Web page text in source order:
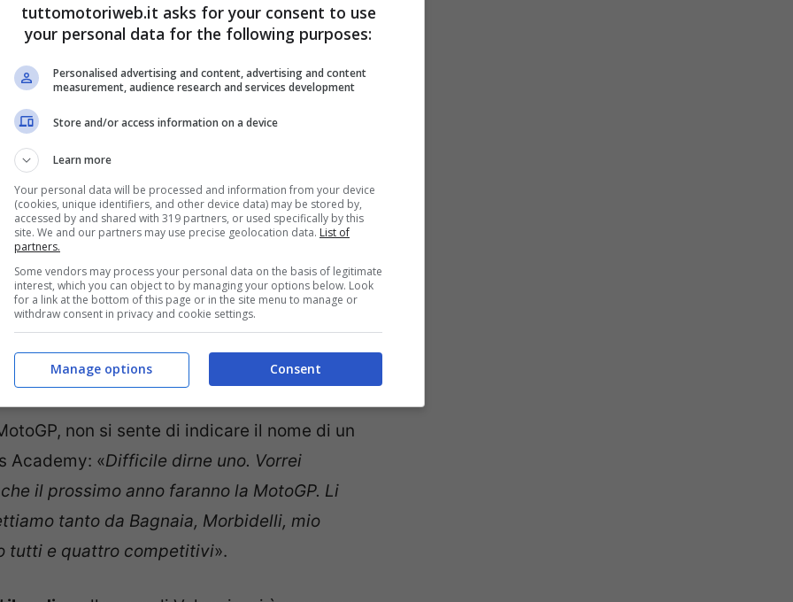
espresso sulla sua performance di oggi sul
questa è sempre una pista dura. Al
lo aspettavamo, ho fatto pochi giri. Nel
prima parte di pista era rimasta un po’
le slick lì. Siamo stati in difficoltà anche
ci sia il sole, così da avere maggiore grip.
È una questione di tecnica, di come è
qui…».
non si sente di indicare il nome di un
Academy: «Difficile dirne uno. Vorrei
il prossimo anno faranno la MotoGP. Li
tanto da Bagnaia, Morbidelli, mio
tutti e quattro competitivi».
tuttomotoriweb.it asks for your consent to use
your personal data for the following purposes:
Personalised advertising and content, advertising and content
measurement, audience research and services development
Store and/or access information on a device
Learn more
Your personal data will be processed and information from your device
(cookies, unique identifiers, and other device data) may be stored by,
accessed by and shared with 319 partners, or used specifically by this
site. We and our partners may use precise geolocation data. List of
partners.
Some vendors may process your personal data on the basis of legitimate
interest, which you can object to by managing your options below. Look
for a link at the bottom of this page or in the site menu to manage or
withdraw consent in privacy and cookie settings.
Consent
Manage options